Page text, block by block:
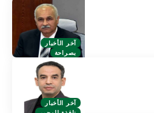
آخر الأخبار
بصراحة
آخر الأخبار